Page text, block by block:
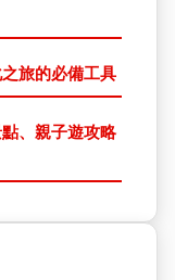
旅的必備工具
、親子遊攻略